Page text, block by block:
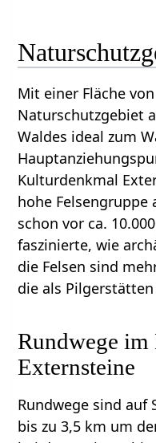
Mit einer Fläche
Naturschutzgebiet
Waldes ideal zum
Kulturdenkmal
hohe Felsengruppe
schon vor ca.
faszinierte, wie
die Felsen sind
die als
Rundwege im
Externsteine
Rundwege sind auf
bis zu 3,5 km um